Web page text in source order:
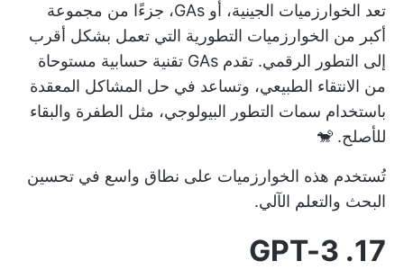
تعد الخوارزميات الجينية، أو GAs، جزءًا من مجموعة
أكبر من الخوارزميات التطورية التي تعمل بشكل أقرب
إلى التطور الرقمي. تقدم GAs تقنية حسابية مستوحاة
من الانتقاء الطبيعي، وتساعد في حل المشاكل المعقدة
باستخدام سمات التطور البيولوجي، مثل الطفرة والبقاء
للأصلح. 🐒
تُستخدم هذه الخوارزميات على نطاق واسع في تحسين
البحث والتعلم الآلي.
17. GPT-3